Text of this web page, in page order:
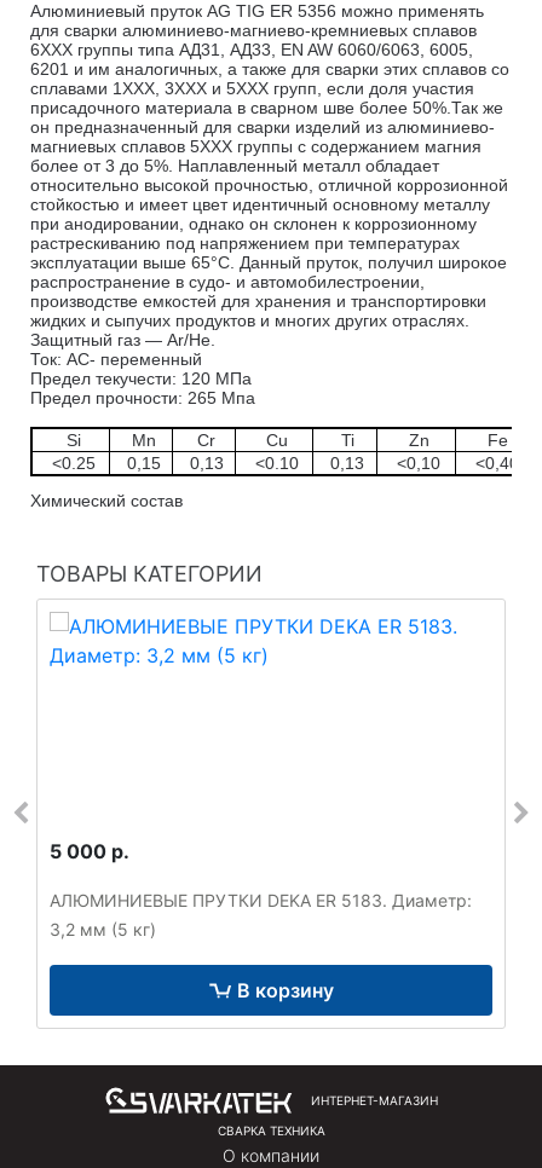
Алюминиевый пруток AG TIG ER 5356 можно применять
для сварки алюминиево-магниево-кремниевых сплавов
6ХХХ группы типа АД31, АД33, EN AW 6060/6063, 6005,
6201 и им аналогичных, а также для сварки этих сплавов со
сплавами 1ХХХ, 3ХХХ и 5ХХХ групп, если доля участия
присадочного материала в сварном шве более 50%.Так же
он предназначенный для сварки изделий из алюминиево-
магниевых сплавов 5ХХХ группы с содержанием магния
более от 3 до 5%. Наплавленный металл обладает
относительно высокой прочностью, отличной коррозионной
стойкостью и имеет цвет идентичный основному металлу
при анодировании, однако он склонен к коррозионному
растрескиванию под напряжением при температурах
эксплуатации выше 65°С. Данный пруток, получил широкое
распространение в судо- и автомобилестроении,
производстве емкостей для хранения и транспортировки
жидких и сыпучих продуктов и многих других отраслях.
Защитный газ — Ar/He.
Ток: AC- переменный
Предел текучести: 120 МПа
Предел прочности: 265 Мпа
Химический состав
Si Mn Cr Cu Ti Zn
Fe
<0.25
0,15 0,13 <0.10 0,13 <0,10 <0,40
ТОВАРЫ КАТЕГОРИИ
5 000 р.
АЛЮМИНИЕВЫЕ ПРУТКИ DEKA ER 5183. Диаметр:
3,2 мм (5 кг)
В корзину
ИНТЕРНЕТ-МАГАЗИН
СВАРКА ТЕХНИКА
О компании